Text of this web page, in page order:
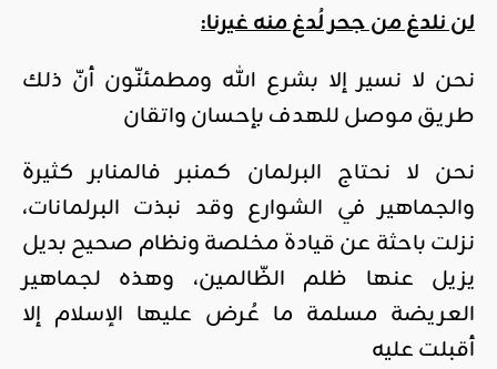
لن نلدغ من جحر لُدغ منه غيرنا:
نحن لا نسير إلا بشرع الله ومطمئنّون أنّ ذلك
طريق موصل للهدف بإحسان واتقان
نحن لا نحتاج البرلمان كمنبر فالمنابر كثيرة
والجماهير في الشوارع وقد نبذت البرلمانات،
نزلت باحثة عن قيادة مخلصة ونظام صحيح بديل
يزيل عنها ظلم الظّالمين، وهذه لجماهير
العريضة مسلمة ما عُرض عليها الإسلام إلا
أقبلت عليه